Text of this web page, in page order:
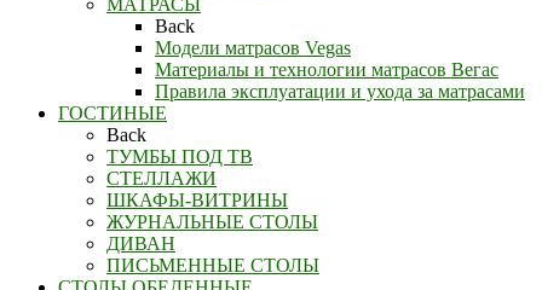
МАТРАСЫ
Back
Модели матрасов Vegas
Материалы и технологии матрасов Вегас
Правила эксплуатации и ухода за матрасами
ГОСТИНЫЕ
Back
ТУМБЫ ПОД ТВ
СТЕЛЛАЖИ
ШКАФЫ-ВИТРИНЫ
ЖУРНАЛЬНЫЕ СТОЛЫ
ДИВАН
ПИСЬМЕННЫЕ СТОЛЫ